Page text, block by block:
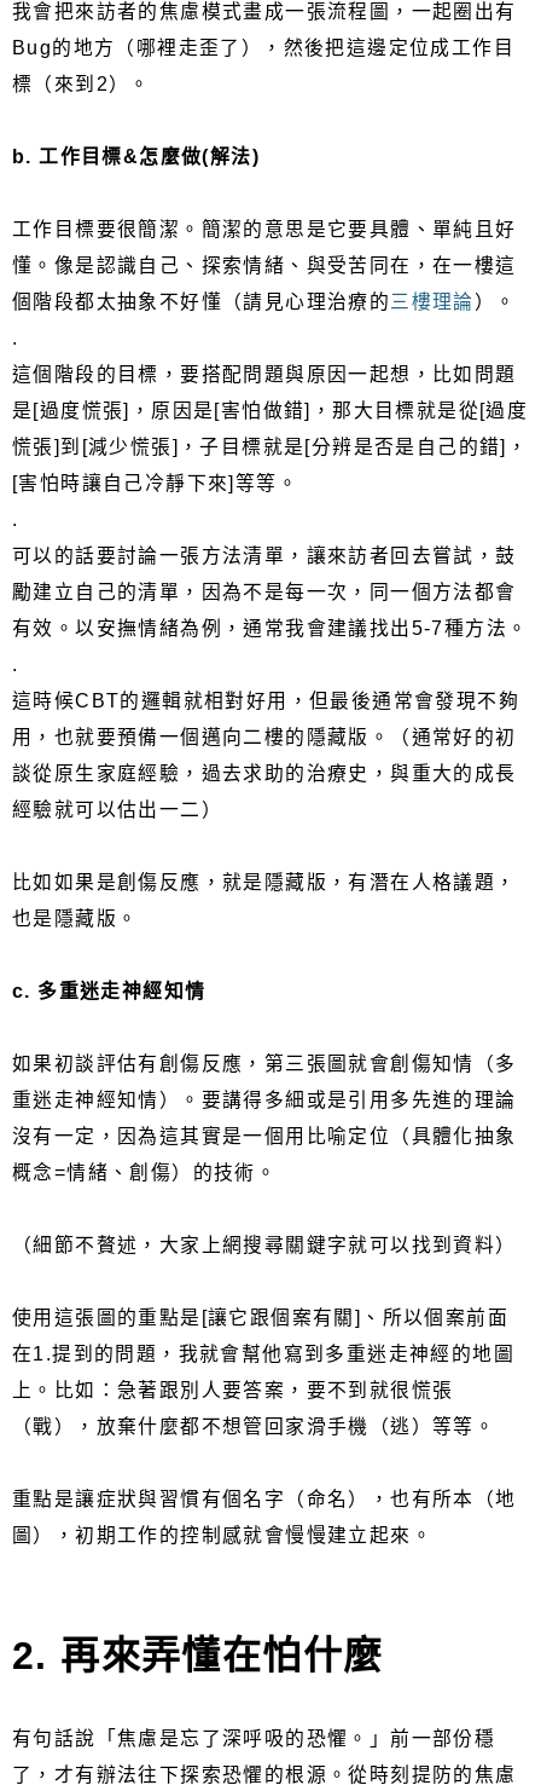
我會把來訪者的焦慮模式畫成一張流程圖，一起圈出有
Bug的地方（哪裡走歪了），然後把這邊定位成工作目
標（來到2）。
b. 工作目標&怎麼做(解法)
工作目標要很簡潔。簡潔的意思是它要具體、單純且好
懂。像是認識自己、探索情緒、與受苦同在，在一樓這
個階段都太抽象不好懂（請見心理治療的 三樓理論 ）。
.
這個階段的目標，要搭配問題與原因一起想，比如問題
是[過度慌張]，原因是[害怕做錯]，那大目標就是從[過度
慌張]到[減少慌張]，子目標就是[分辨是否是自己的錯]，
[害怕時讓自己冷靜下來]等等。
.
可以的話要討論一張方法清單，讓來訪者回去嘗試，鼓
勵建立自己的清單，因為不是每一次，同一個方法都會
有效。以安撫情緒為例，通常我會建議找出5-7種方法。
.
這時候CBT的邏輯就相對好用，但最後通常會發現不夠
用，也就要預備一個邁向二樓的隱藏版。（通常好的初
談從原生家庭經驗，過去求助的治療史，與重大的成長
經驗就可以估出一二）
比如如果是創傷反應，就是隱藏版，有潛在人格議題，
也是隱藏版。
c. 多重迷走神經知情
如果初談評估有創傷反應，第三張圖就會創傷知情（多
重迷走神經知情）。要講得多細或是引用多先進的理論
沒有一定，因為這其實是一個用比喻定位（具體化抽象
概念=情緒、創傷）的技術。
（細節不贅述，大家上網搜尋關鍵字就可以找到資料）
使用這張圖的重點是[讓它跟個案有關]、所以個案前面
在1.提到的問題，我就會幫他寫到多重迷走神經的地圖
上。比如：急著跟別人要答案，要不到就很慌張
（戰），放棄什麼都不想管回家滑手機（逃）等等。
重點是讓症狀與習慣有個名字（命名），也有所本（地
圖），初期工作的控制感就會慢慢建立起來。
2. 再來弄懂在怕什麼
有句話說「焦慮是忘了深呼吸的恐懼。」前一部份穩
了，才有辦法往下探索恐懼的根源。從時刻提防的焦慮